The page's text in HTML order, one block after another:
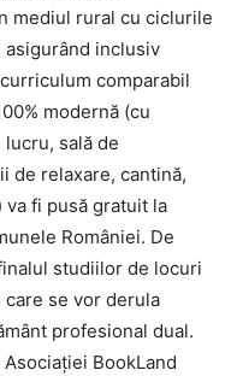
mediul rural cu ciclurile
inclusiv
comparabil
modernă (cu
sală de
de relaxare, cantină,
fi pusă gratuit la
României. De
studiilor de locuri
se vor derula
profesional dual.
BookLand